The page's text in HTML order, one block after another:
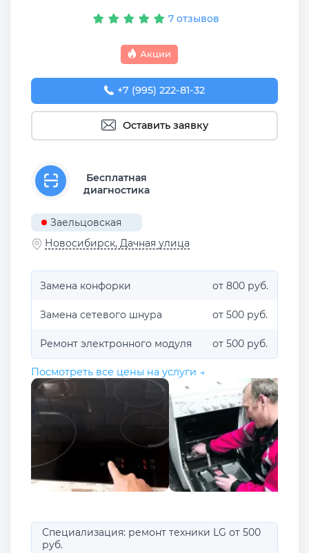
7 отзывов
Акции
+7 (995) 222-81-32
Оставить заявку
Бесплатная
диагностика
Заельцовская
Новосибирск, Дачная улица
Замена конфорки от 800 руб.
Замена сетевого шнура от 500 руб.
Ремонт электронного модуля от 500 руб.
Посмотреть все цены на услуги →
Специализация: ремонт техники LG от 500
руб.